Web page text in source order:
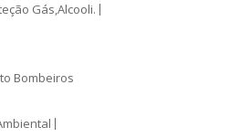
Gás,Alcooli.
Bombeiros